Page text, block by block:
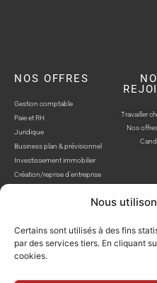
Nous
Certains sont utilisés à des fins
par des services tiers. En cliquant
cookies.
NOS OFFRES
Gestion comptable
Paie et RH
Juridique
Business plan & prévisionnel
Investissement immobilier
Création/reprise d'entreprise
Travailler
Nos
POLE SUD, TOUS DROITS
Politique de confidentialité